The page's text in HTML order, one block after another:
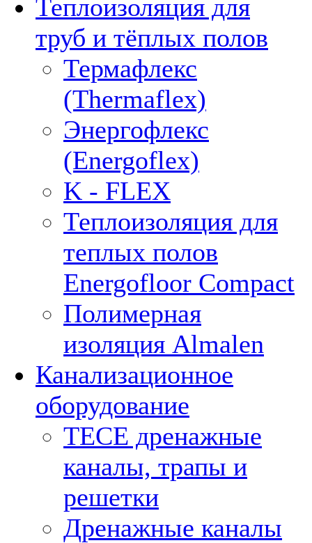
Теплоизоляция для
труб и тёплых полов
Термафлекс
(Thermaflex)
Энергофлекс
(Energoflex)
K - FLEX
Теплоизоляция для
теплых полов
Energofloor Compact
Полимерная
изоляция Almalen
Канализационное
оборудование
TECE дренажные
каналы, трапы и
решетки
Дренажные каналы